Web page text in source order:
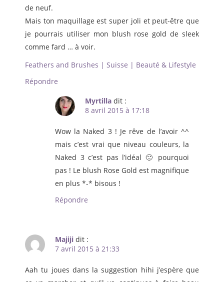
de neuf.
Mais ton maquillage est super joli et peut-être que
je pourrais utiliser mon blush rose gold de sleek
comme fard … à voir.
Feathers and Brushes | Suisse | Beauté & Lifestyle
Répondre
Myrtilla dit :
8 avril 2015 à 17:18
Wow la Naked 3 ! Je rêve de l’avoir ^^
mais c’est vrai que niveau couleurs, la
Naked 3 c’est pas l’idéal 🙂 pourquoi
pas ! Le blush Rose Gold est magnifique
en plus *-* bisous !
Répondre
Majiji dit :
7 avril 2015 à 21:33
Aah tu joues dans la suggestion hihi j’espère que